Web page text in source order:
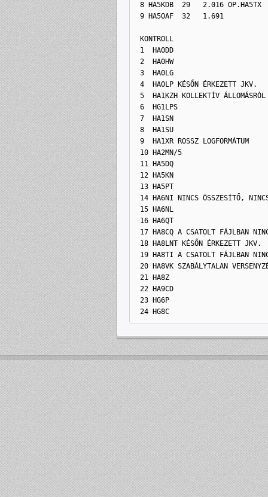
8 HA5KDB  29   2.016 OP.HA5TX
9 HA5OAF  32   1.691
KONTROLL
1  HA0DD
2  HA0HW
3  HA0LG
4  HA0LP KÉSŐN ÉRKEZETT JKV.
5  HA1KZH KOLLEKTÍV
6  HG1LPS
7  HA1SN
8  HA1SU
9  HA1XR ROSSZ LOGFORMÁTUM
10 HA2MN/5
11 HA5DQ
12 HA5KN
13 HA5PT
14 HA6NI NINCS ÖSSZESÍTŐ, NINCS
15 HA6NL
16 HA6QT
17 HA8CQ A CSATOLT FÁJLBAN
18 HA8LNT KÉSŐN ÉRKEZETT JKV.
19 HA8TI A CSATOLT FÁJLBAN
20 HA8VK SZABÁLYTALAN
21 HA8Z
22 HA9CD
23 HG6P
24 HG8C